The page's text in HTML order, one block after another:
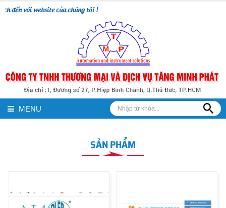
với website của chúng tôi !
MENU
SẢN PHẨM